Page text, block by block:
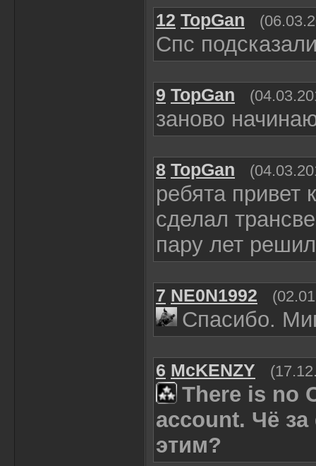
12 TopGan
Спс
9 TopGan
заново
8 TopGan
ребята
сделал
пару лет
7 NE0N1992
Спасибо.
6 McKENZY
There is no
account. Чё за
этим?